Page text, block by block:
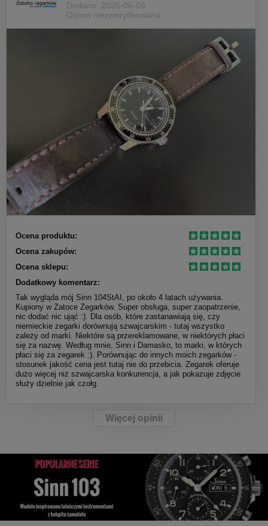
Dodano: 2025-06-09
Opinia niezweryfikowana
Ocena produktu:
Ocena zakupów:
Ocena sklepu:
Dodatkowy komentarz:
Tak wygląda mój Sinn 104StAI, po około 4 latach używania.
Kupiony w Zatoce Zegarków. Super obsługa, super zaopatrzenie,
nic dodać nic ująć :). Dla osób, które zastanawiają się, czy
niemieckie zegarki dorównują szwajcarskim - tutaj wszystko
zależy od marki. Niektóre są przereklamowane, w niektórych płaci
się za nazwę. Według mnie, Sinn i Damasko, to marki, w których
płaci się za zegarek :). Porównując do innych moich zegarków -
stosunek jakość cena jest tutaj nie do przebicia. Zegarek oferuje
dużo więcej niż szwajcarska konkurencja, a jak pokazuje zdjęcie
służy dzielnie jak czołg.
Więcej opinii